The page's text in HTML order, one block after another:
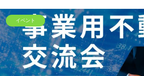
イベント